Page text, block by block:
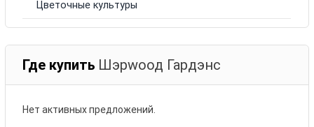
Цветочные культуры
Где купить Шэрwоод Гардэнс
Нет активных предложений.